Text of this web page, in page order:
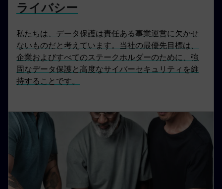
ライバシー
私たちは、データ保護は責任ある事業運営に欠かせ
ないものだと考えています。当社の最優先目標は、
企業およびすべてのステークホルダーのために、強
固なデータ保護と高度なサイバーセキュリティを維
持することです。